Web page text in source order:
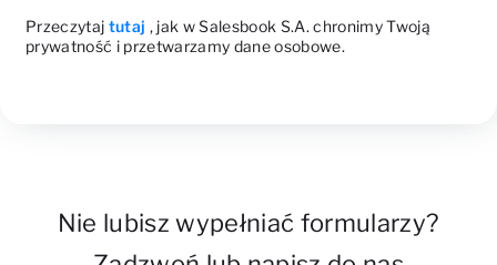
Nie lubisz wypełniać formularzy?
Przeczytaj tutaj , jak w Salesbook S.A. chronimy Twoją
prywatność i przetwarzamy dane osobowe.